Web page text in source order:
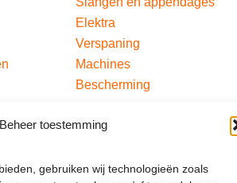
Beheer toestemming
gebruiken wij technologieën zoals
Elektra
Verspaning
Machines
Bescherming